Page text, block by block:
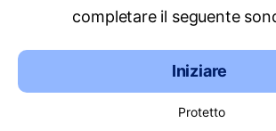
completare il seguente
Iniziare
Protetto